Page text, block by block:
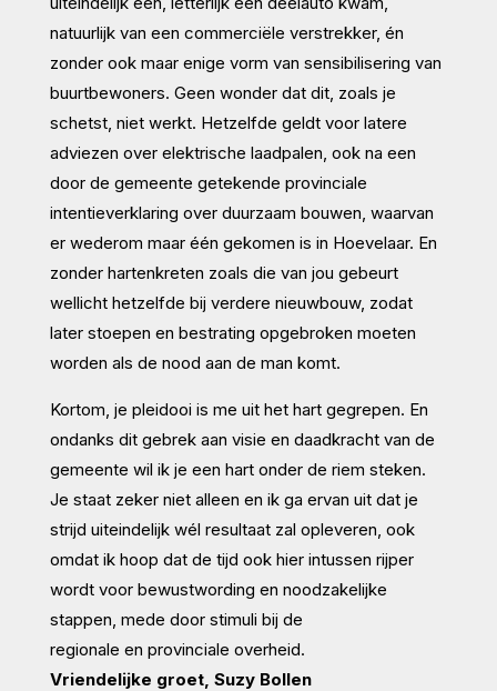
natuurlijk van een commerciële verstrekker, én
zonder ook maar enige vorm van sensibilisering van
buurtbewoners. Geen wonder dat dit, zoals je
schetst, niet werkt. Hetzelfde geldt voor latere
adviezen over elektrische laadpalen, ook na een
door de gemeente getekende provinciale
intentieverklaring over duurzaam bouwen, waarvan
er wederom maar één gekomen is in Hoevelaar. En
zonder hartenkreten zoals die van jou gebeurt
wellicht hetzelfde bij verdere nieuwbouw, zodat
later stoepen en bestrating opgebroken moeten
worden als de nood aan de man komt.
Kortom, je pleidooi is me uit het hart gegrepen. En
ondanks dit gebrek aan visie en daadkracht van de
gemeente wil ik je een hart onder de riem steken.
Je staat zeker niet alleen en ik ga ervan uit dat je
strijd uiteindelijk wél resultaat zal opleveren, ook
omdat ik hoop dat de tijd ook hier intussen rijper
wordt voor bewustwording en noodzakelijke
stappen, mede door stimuli bij de
regionale en provinciale overheid.
Vriendelijke groet, Suzy Bollen